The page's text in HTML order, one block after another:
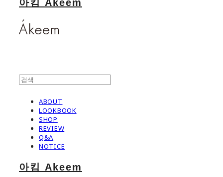
아킴 Akeem
ABOUT
LOOKBOOK
SHOP
REVIEW
Q&A
NOTICE
아킴 Akeem